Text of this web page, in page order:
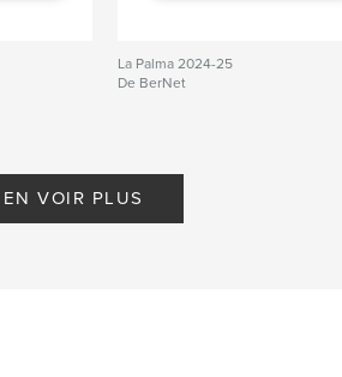
La Palma 2024-25
De BerNet
EN VOIR PLUS